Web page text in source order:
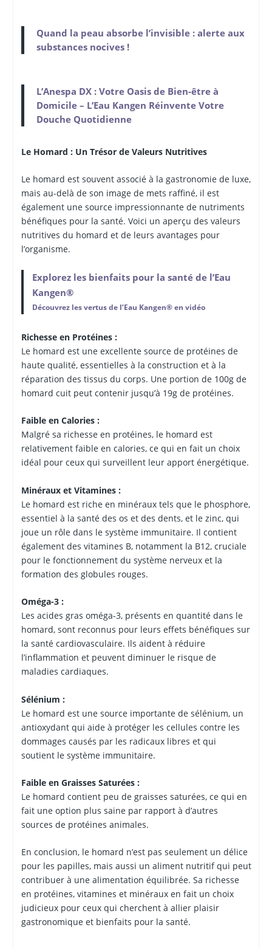
Quand la peau absorbe l’invisible : alerte aux
substances nocives !
L’Anespa DX : Votre Oasis de Bien-être à
Domicile – L’Eau Kangen Réinvente Votre
Douche Quotidienne
Le Homard : Un Trésor de Valeurs Nutritives
Le homard est souvent associé à la gastronomie de luxe,
mais au-delà de son image de mets raffiné, il est
également une source impressionnante de nutriments
bénéfiques pour la santé. Voici un aperçu des valeurs
nutritives du homard et de leurs avantages pour
l’organisme.
Explorez les bienfaits pour la santé de l’Eau
Kangen®
Découvrez les vertus de l’Eau Kangen® en vidéo
Richesse en Protéines :
Le homard est une excellente source de protéines de
haute qualité, essentielles à la construction et à la
réparation des tissus du corps. Une portion de 100g de
homard cuit peut contenir jusqu’à 19g de protéines.
Faible en Calories :
Malgré sa richesse en protéines, le homard est
relativement faible en calories, ce qui en fait un choix
idéal pour ceux qui surveillent leur apport énergétique.
Minéraux et Vitamines :
Le homard est riche en minéraux tels que le phosphore,
essentiel à la santé des os et des dents, et le zinc, qui
joue un rôle dans le système immunitaire. Il contient
également des vitamines B, notamment la B12, cruciale
pour le fonctionnement du système nerveux et la
formation des globules rouges.
Oméga-3 :
Les acides gras oméga-3, présents en quantité dans le
homard, sont reconnus pour leurs effets bénéfiques sur
la santé cardiovasculaire. Ils aident à réduire
l’inflammation et peuvent diminuer le risque de
maladies cardiaques.
Sélénium :
Le homard est une source importante de sélénium, un
antioxydant qui aide à protéger les cellules contre les
dommages causés par les radicaux libres et qui
soutient le système immunitaire.
Faible en Graisses Saturées :
Le homard contient peu de graisses saturées, ce qui en
fait une option plus saine par rapport à d’autres
sources de protéines animales.
En conclusion, le homard n’est pas seulement un délice
pour les papilles, mais aussi un aliment nutritif qui peut
contribuer à une alimentation équilibrée. Sa richesse
en protéines, vitamines et minéraux en fait un choix
judicieux pour ceux qui cherchent à allier plaisir
gastronomique et bienfaits pour la santé.